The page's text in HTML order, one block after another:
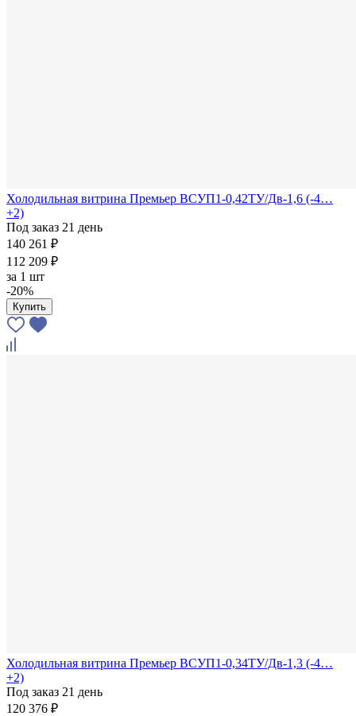
Холодильная витрина Премьер ВСУП1-0,42ТУ/Дв-1,6 (-4…
+2)
Под заказ 21 день
140 261 ₽
112 209 ₽
за 1 шт
-20%
Купить
Холодильная витрина Премьер ВСУП1-0,34ТУ/Дв-1,3 (-4…
+2)
Под заказ 21 день
120 376 ₽